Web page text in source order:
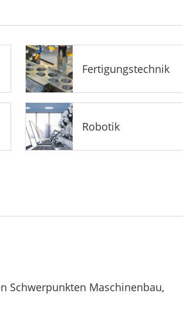
Fertigungstechnik
Robotik
Schwerpunkten Maschinenbau,